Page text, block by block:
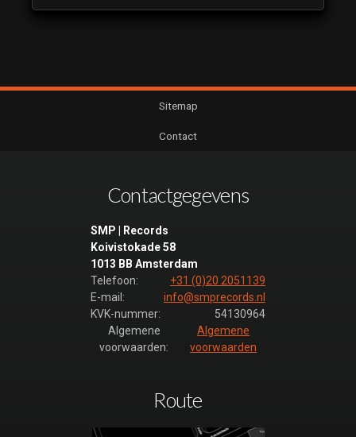
Sitemap
Contact
Contactgegevens
SMP | Records
Koivistokade 58
1013 BB Amsterdam
Telefoon:
+31 (0)20 2051139
E-mail:
info@smprecords.nl
KVK-nummer:
54130964
Algemene
voorwaarden:
Algemene
voorwaarden
Route